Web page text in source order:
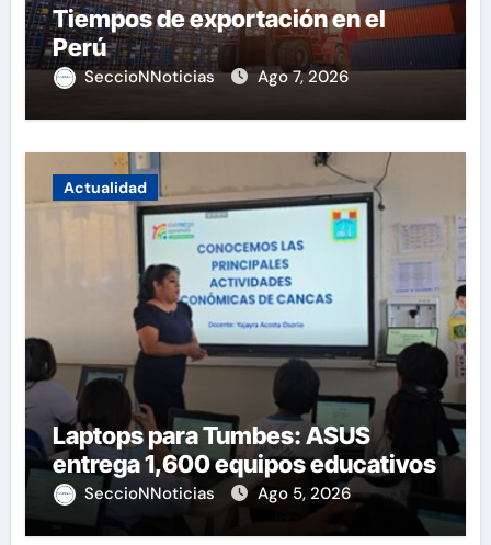
Tiempos de exportación en el
Perú
SeccioNNoticias Ago 7, 2026
Actualidad
Laptops para Tumbes: ASUS
entrega 1,600 equipos educativos
SeccioNNoticias Ago 5, 2026